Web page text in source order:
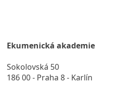
Ekumenická akademie
Sokolovská 50
186 00 - Praha 8 - Karlín